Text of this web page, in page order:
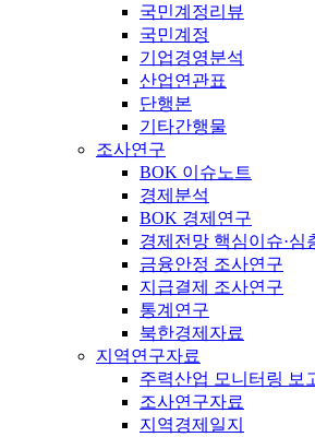
국민계정리뷰
국민계정
기업경영분석
산업연관표
단행본
기타간행물
조사연구
BOK 이슈노트
경제분석
BOK 경제연구
경제전망 핵심이슈·심
금융안정 조사연구
지급결제 조사연구
통계연구
북한경제자료
지역연구자료
주력산업 모니터링 보
조사연구자료
지역경제일지